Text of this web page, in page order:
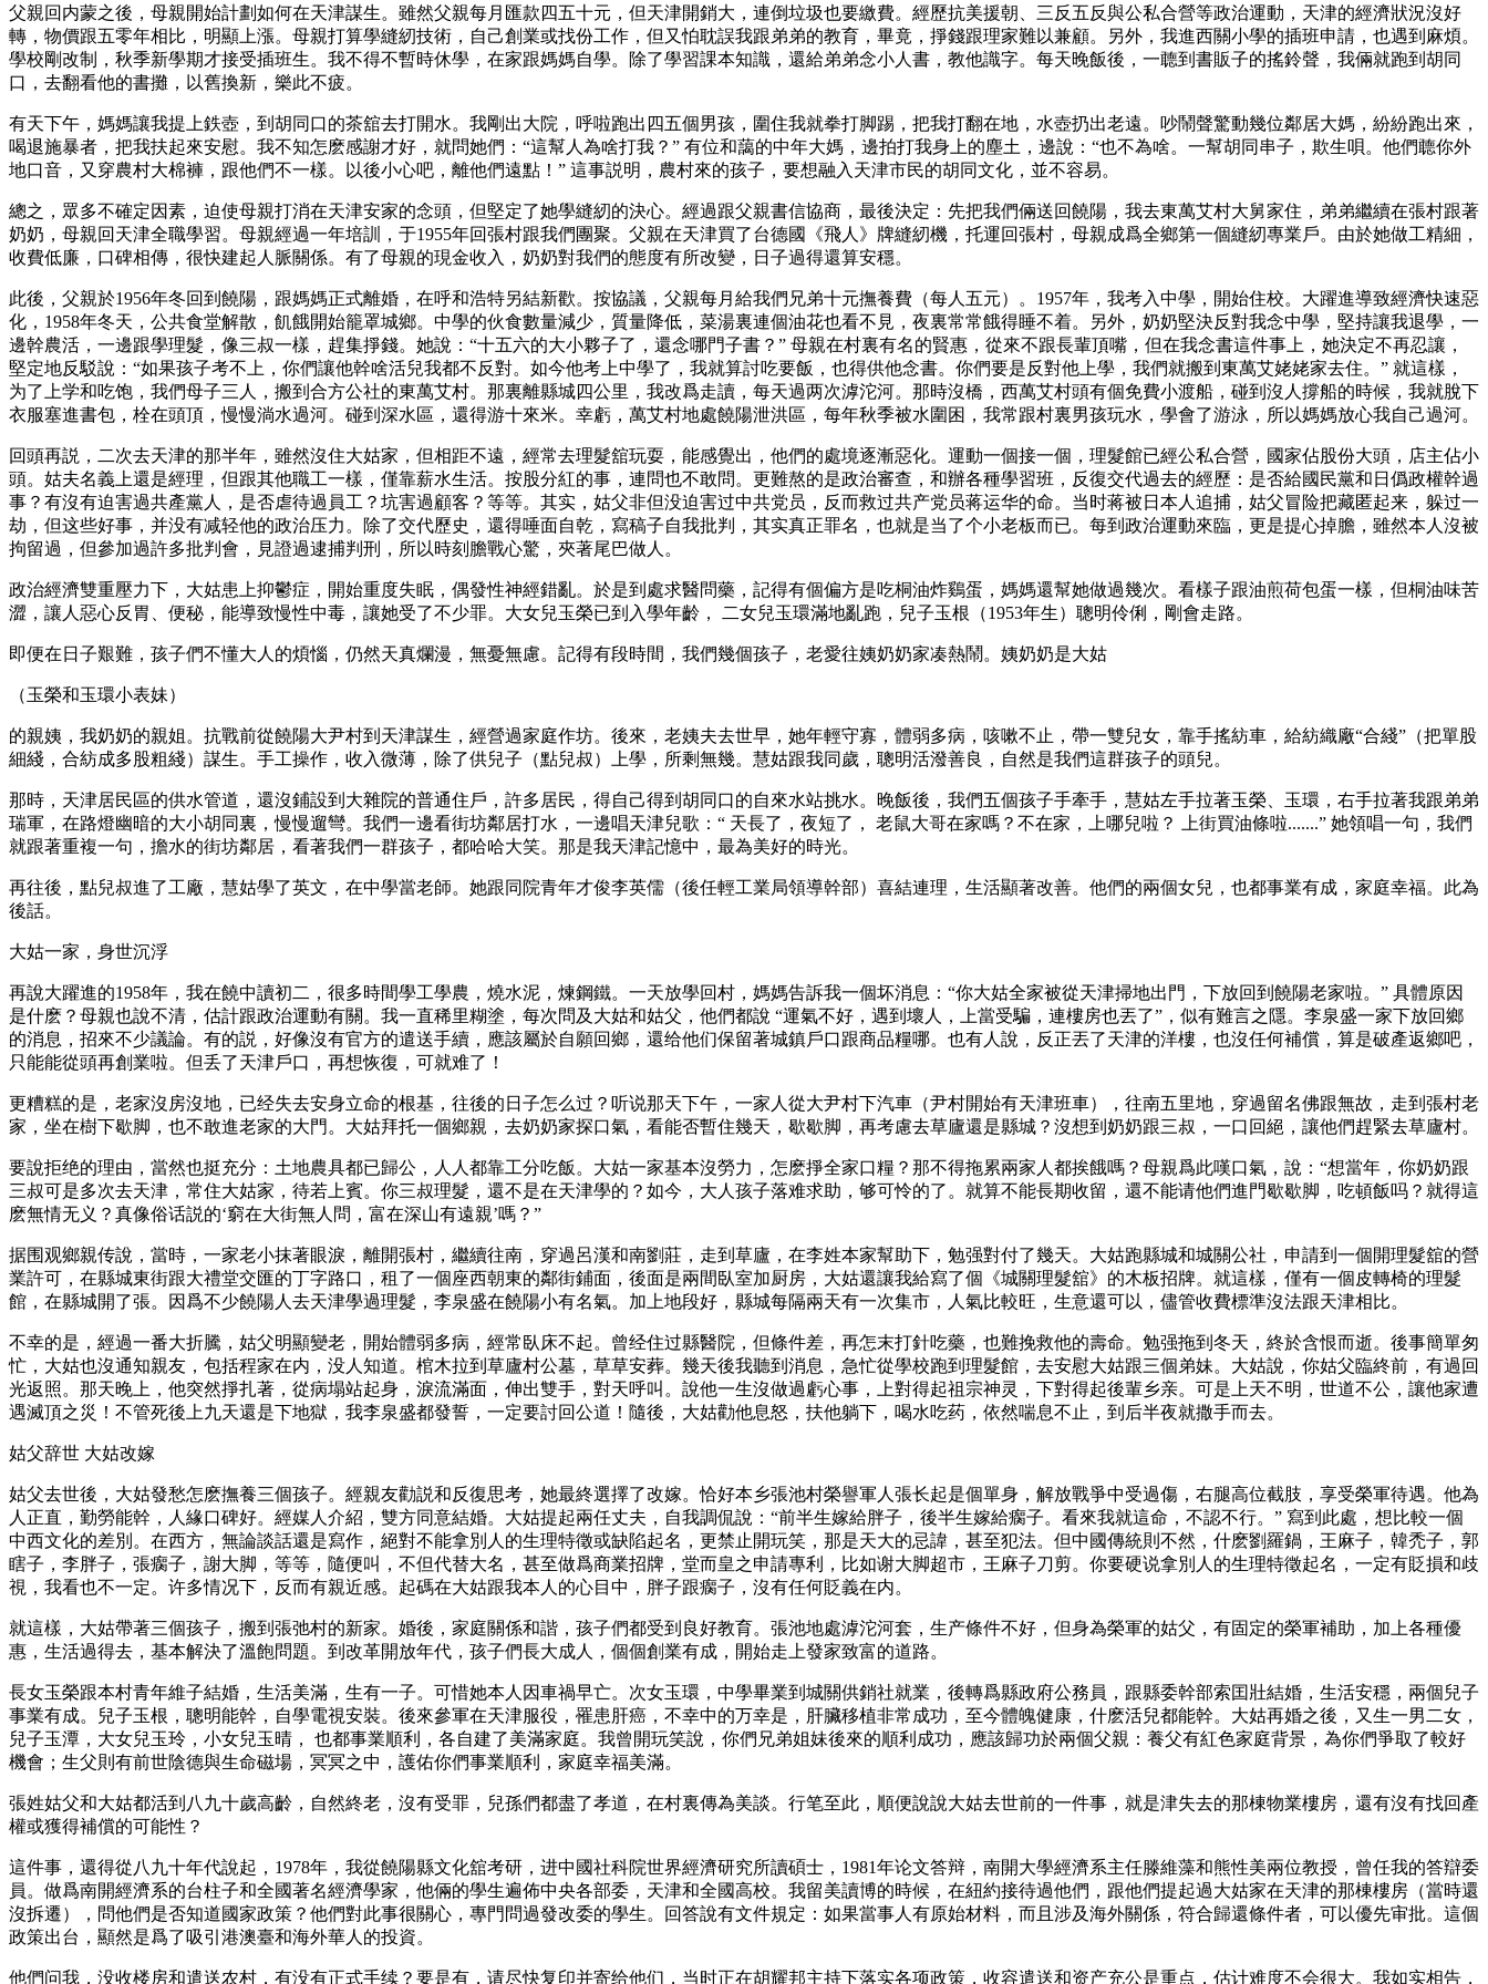
父親回内蒙之後，母親開始計劃如何在天津謀生。雖然父親每月匯款四五十元，但天津開銷大，連倒垃圾也要繳費。經歷抗美援朝、三反五反與公私合營等政治運動，天津的經濟狀況沒好
轉，物價跟五零年相比，明顯上漲。母親打算學縫紉技術，自己創業或找份工作，但又怕耽誤我跟弟弟的教育，畢竟，掙錢跟理家難以兼顧。另外，我進西關小學的插班申請，也遇到麻煩。
學校剛改制，秋季新學期才接受插班生。我不得不暫時休學，在家跟媽媽自學。除了學習課本知識，還給弟弟念小人書，教他識字。每天晚飯後，一聼到書販子的搖鈴聲，我倆就跑到胡同
口，去翻看他的書攤，以舊換新，樂此不疲。
有天下午，媽媽讓我提上鉄壺，到胡同口的茶舘去打開水。我剛出大院，呼啦跑出四五個男孩，圍住我就拳打脚踢，把我打翻在地，水壺扔出老遠。吵鬧聲驚動幾位鄰居大媽，紛紛跑出來，
喝退施暴者，把我扶起來安慰。我不知怎麽感謝才好，就問她們：“這幫人為啥打我？” 有位和藹的中年大媽，邊拍打我身上的塵土，邊說：“也不為啥。一幫胡同串子，欺生唄。他們聼你外
地口音，又穿農村大棉褲，跟他們不一樣。以後小心吧，離他們遠點！” 這事説明，農村來的孩子，要想融入天津市民的胡同文化，並不容易。
總之，眾多不確定因素，迫使母親打消在天津安家的念頭，但堅定了她學縫紉的決心。經過跟父親書信協商，最後決定：先把我們倆送回饒陽，我去東萬艾村大舅家住，弟弟繼續在張村跟著
奶奶，母親回天津全職學習。母親經過一年培訓，于1955年回張村跟我們團聚。父親在天津買了台德國《飛人》牌縫紉機，托運回張村，母親成爲全鄉第一個縫紉專業戶。由於她做工精細，
收費低廉，口碑相傳，很快建起人脈關係。有了母親的現金收入，奶奶對我們的態度有所改變，日子過得還算安穩。
此後，父親於1956年冬回到饒陽，跟媽媽正式離婚，在呼和浩特另結新歡。按協議，父親每月給我們兄弟十元撫養費（每人五元）。1957年，我考入中學，開始住校。大躍進導致經濟快速惡
化，1958年冬天，公共食堂解散，飢餓開始籠罩城鄉。中學的伙食數量減少，質量降低，菜湯裏連個油花也看不見，夜裏常常餓得睡不着。另外，奶奶堅決反對我念中學，堅持讓我退學，一
邊幹農活，一邊跟學理髮，像三叔一樣，趕集掙錢。她說：“十五六的大小夥子了，還念哪門子書？” 母親在村裏有名的賢惠，從來不跟長輩頂嘴，但在我念書這件事上，她決定不再忍讓，
堅定地反駁說：“如果孩子考不上，你們讓他幹啥活兒我都不反對。如今他考上中學了，我就算討吃要飯，也得供他念書。你們要是反對他上學，我們就搬到東萬艾姥姥家去住。” 就這樣，
为了上学和吃饱，我們母子三人，搬到合方公社的東萬艾村。那裏離縣城四公里，我改爲走讀，每天過两次滹沱河。那時沒橋，西萬艾村頭有個免費小渡船，碰到沒人撐船的時候，我就脫下
衣服塞進書包，栓在頭頂，慢慢淌水過河。碰到深水區，還得游十來米。幸虧，萬艾村地處饒陽泄洪區，每年秋季被水圍困，我常跟村裏男孩玩水，學會了游泳，所以媽媽放心我自己過河。
回頭再説，二次去天津的那半年，雖然沒住大姑家，但相距不遠，經常去理髮舘玩耍，能感覺出，他們的處境逐漸惡化。運動一個接一個，理髮館已經公私合營，國家佔股份大頭，店主佔小
頭。姑夫名義上還是經理，但跟其他職工一樣，僅靠薪水生活。按股分紅的事，連問也不敢問。更難熬的是政治審查，和辦各種學習班，反復交代過去的經歷：是否給國民黨和日僞政權幹過
事？有沒有迫害過共產黨人，是否虐待過員工？坑害過顧客？等等。其实，姑父非但没迫害过中共党员，反而救过共产党员蒋运华的命。当时蒋被日本人追捕，姑父冒险把藏匿起来，躲过一
劫，但这些好事，并没有减轻他的政治压力。除了交代歷史，還得唾面自乾，寫稿子自我批判，其实真正罪名，也就是当了个小老板而已。每到政治運動來臨，更是提心掉膽，雖然本人沒被
拘留過，但參加過許多批判會，見證過逮捕判刑，所以時刻膽戰心驚，夾著尾巴做人。
政治經濟雙重壓力下，大姑患上抑鬱症，開始重度失眠，偶發性神經錯亂。於是到處求醫問藥，記得有個偏方是吃桐油炸鷄蛋，媽媽還幫她做過幾次。看樣子跟油煎荷包蛋一樣，但桐油味苦
澀，讓人惡心反胃、便秘，能導致慢性中毒，讓她受了不少罪。大女兒玉榮已到入學年齡， 二女兒玉環滿地亂跑，兒子玉根（1953年生）聰明伶俐，剛會走路。
即便在日子艱難，孩子們不懂大人的煩惱，仍然天真爛漫，無憂無慮。記得有段時間，我們幾個孩子，老愛往姨奶奶家凑熱鬧。姨奶奶是大姑
（玉榮和玉環小表妹）
的親姨，我奶奶的親姐。抗戰前從饒陽大尹村到天津謀生，經營過家庭作坊。後來，老姨夫去世早，她年輕守寡，體弱多病，咳嗽不止，帶一雙兒女，靠手搖紡車，給紡織廠“合綫”（把單股
細綫，合紡成多股粗綫）謀生。手工操作，收入微薄，除了供兒子（點兒叔）上學，所剩無幾。慧姑跟我同歲，聰明活潑善良，自然是我們這群孩子的頭兒。
那時，天津居民區的供水管道，還沒鋪設到大雜院的普通住戶，許多居民，得自己得到胡同口的自來水站挑水。晚飯後，我們五個孩子手牽手，慧姑左手拉著玉榮、玉環，右手拉著我跟弟弟
瑞軍，在路燈幽暗的大小胡同裏，慢慢遛彎。我們一邊看街坊鄰居打水，一邊唱天津兒歌：“ 天長了，夜短了， 老鼠大哥在家嗎？不在家，上哪兒啦？ 上街買油條啦.......” 她領唱一句，我們
就跟著重複一句，擔水的街坊鄰居，看著我們一群孩子，都哈哈大笑。那是我天津記憶中，最為美好的時光。
再往後，點兒叔進了工廠，慧姑學了英文，在中學當老師。她跟同院青年才俊李英儒（後任輕工業局領導幹部）喜結連理，生活顯著改善。他們的兩個女兒，也都事業有成，家庭幸福。此為
後話。
大姑一家，身世沉浮
再說大躍進的1958年，我在饒中讀初二，很多時間學工學農，燒水泥，煉鋼鐵。一天放學回村，媽媽告訴我一個坏消息：“你大姑全家被從天津掃地出門，下放回到饒陽老家啦。” 具體原因
是什麽？母親也說不清，估計跟政治運動有關。我一直稀里糊塗，每次問及大姑和姑父，他們都說 “運氣不好，遇到壞人，上當受騙，連樓房也丟了”，似有難言之隱。李泉盛一家下放回鄉
的消息，招來不少議論。有的説，好像沒有官方的遣送手續，應該屬於自願回鄉，還给他们保留著城鎮戶口跟商品糧哪。也有人說，反正丟了天津的洋樓，也沒任何補償，算是破產返鄉吧，
只能能從頭再創業啦。但丢了天津戶口，再想恢復，可就难了！
更糟糕的是，老家沒房沒地，已经失去安身立命的根基，往後的日子怎么过？听说那天下午，一家人從大尹村下汽車（尹村開始有天津班車），往南五里地，穿過留名佛跟無故，走到張村老
家，坐在樹下歇脚，也不敢進老家的大門。大姑拜托一個鄉親，去奶奶家探口氣，看能否暫住幾天，歇歇脚，再考慮去草廬還是縣城？沒想到奶奶跟三叔，一口回絕，讓他們趕緊去草廬村。
要說拒绝的理由，當然也挺充分：土地農具都已歸公，人人都靠工分吃飯。大姑一家基本沒勞力，怎麽掙全家口糧？那不得拖累兩家人都挨餓嗎？母親爲此嘆口氣，說：“想當年，你奶奶跟
三叔可是多次去天津，常住大姑家，待若上賓。你三叔理髮，還不是在天津學的？如今，大人孩子落难求助，够可怜的了。就算不能長期收留，還不能请他們進門歇歇脚，吃頓飯吗？就得這
麽無情无义？真像俗话説的‘窮在大街無人問，富在深山有遠親’嗎？”
据围观鄉親传說，當時，一家老小抹著眼淚，離開張村，繼續往南，穿過呂漢和南劉莊，走到草廬，在李姓本家幫助下，勉强對付了幾天。大姑跑縣城和城關公社，申請到一個開理髮舘的營
業許可，在縣城東街跟大禮堂交匯的丁字路口，租了一個座西朝東的鄰街鋪面，後面是兩間臥室加厨房，大姑還讓我給寫了個《城關理髮舘》的木板招牌。就這樣，僅有一個皮轉椅的理髮
館，在縣城開了張。因爲不少饒陽人去天津學過理髮，李泉盛在饒陽小有名氣。加上地段好，縣城每隔兩天有一次集市，人氣比較旺，生意還可以，儘管收費標準沒法跟天津相比。
不幸的是，經過一番大折騰，姑父明顯變老，開始體弱多病，經常臥床不起。曾经住过縣醫院，但條件差，再怎末打針吃藥，也難挽救他的壽命。勉强拖到冬天，終於含恨而逝。後事簡單匆
忙，大姑也沒通知親友，包括程家在内，没人知道。棺木拉到草廬村公墓，草草安葬。幾天後我聽到消息，急忙從學校跑到理髮館，去安慰大姑跟三個弟妹。大姑說，你姑父臨終前，有過回
光返照。那天晚上，他突然掙扎著，從病塌站起身，淚流滿面，伸出雙手，對天呼叫。說他一生沒做過虧心事，上對得起祖宗神灵，下對得起後輩乡亲。可是上天不明，世道不公，讓他家遭
遇滅頂之災！不管死後上九天還是下地獄，我李泉盛都發誓，一定要討回公道！隨後，大姑勸他息怒，扶他躺下，喝水吃药，依然喘息不止，到后半夜就撒手而去。
姑父辞世 大姑改嫁
姑父去世後，大姑發愁怎麽撫養三個孩子。經親友勸説和反復思考，她最終選擇了改嫁。恰好本乡張池村榮譽軍人張长起是個單身，解放戰爭中受過傷，右腿高位截肢，享受榮軍待遇。他為
人正直，勤勞能幹，人緣口碑好。經媒人介紹，雙方同意結婚。大姑提起兩任丈夫，自我調侃說：“前半生嫁給胖子，後半生嫁給瘸子。看來我就這命，不認不行。” 寫到此處，想比較一個
中西文化的差別。在西方，無論談話還是寫作，絕對不能拿別人的生理特徵或缺陷起名，更禁止開玩笑，那是天大的忌諱，甚至犯法。但中國傳統則不然，什麽劉羅鍋，王麻子，韓禿子，郭
瞎子，李胖子，張瘸子，謝大脚，等等，隨便叫，不但代替大名，甚至做爲商業招牌，堂而皇之申請專利，比如谢大脚超市，王麻子刀剪。你要硬说拿別人的生理特徵起名，一定有貶損和歧
視，我看也不一定。许多情况下，反而有親近感。起碼在大姑跟我本人的心目中，胖子跟瘸子，沒有任何貶義在内。
就這樣，大姑帶著三個孩子，搬到張弛村的新家。婚後，家庭關係和諧，孩子們都受到良好教育。張池地處滹沱河套，生产條件不好，但身為榮軍的姑父，有固定的榮軍補助，加上各種優
惠，生活過得去，基本解決了溫飽問題。到改革開放年代，孩子們長大成人，個個創業有成，開始走上發家致富的道路。
長女玉榮跟本村青年維子結婚，生活美滿，生有一子。可惜她本人因車禍早亡。次女玉環，中學畢業到城關供銷社就業，後轉爲縣政府公務員，跟縣委幹部索囯壯結婚，生活安穩，兩個兒子
事業有成。兒子玉根，聰明能幹，自學電視安裝。後來參軍在天津服役，罹患肝癌，不幸中的万幸是，肝臟移植非常成功，至今體魄健康，什麽活兒都能幹。大姑再婚之後，又生一男二女，
兒子玉潭，大女兒玉玲，小女兒玉晴， 也都事業順利，各自建了美滿家庭。我曾開玩笑說，你們兄弟姐妹後來的順利成功，應該歸功於兩個父親：養父有紅色家庭背景，為你們爭取了較好
機會；生父則有前世陰德與生命磁場，冥冥之中，護佑你們事業順利，家庭幸福美滿。
張姓姑父和大姑都活到八九十歲高齡，自然終老，沒有受罪，兒孫們都盡了孝道，在村裏傳為美談。行笔至此，順便說說大姑去世前的一件事，就是津失去的那棟物業樓房，還有沒有找回產
權或獲得補償的可能性？
這件事，還得從八九十年代說起，1978年，我從饒陽縣文化舘考研，进中國社科院世界經濟研究所讀碩士，1981年论文答辩，南開大學經濟系主任滕維藻和熊性美兩位教授，曾任我的答辯委
員。做爲南開經濟系的台柱子和全國著名經濟學家，他倆的學生遍佈中央各部委，天津和全國高校。我留美讀博的時候，在紐約接待過他們，跟他們提起過大姑家在天津的那棟樓房（當時還
沒拆遷），問他們是否知道國家政策？他們對此事很關心，專門問過發改委的學生。回答說有文件規定：如果當事人有原始材料，而且涉及海外關係，符合歸還條件者，可以優先审批。這個
政策出台，顯然是爲了吸引港澳臺和海外華人的投資。
他們问我，没收楼房和遣送农村，有没有正式手续？要是有，请尽快复印并寄给他们，当时正在胡耀邦主持下落实各项政策，收容遣送和资产充公是重点，估计难度不会很大。我如实相告，